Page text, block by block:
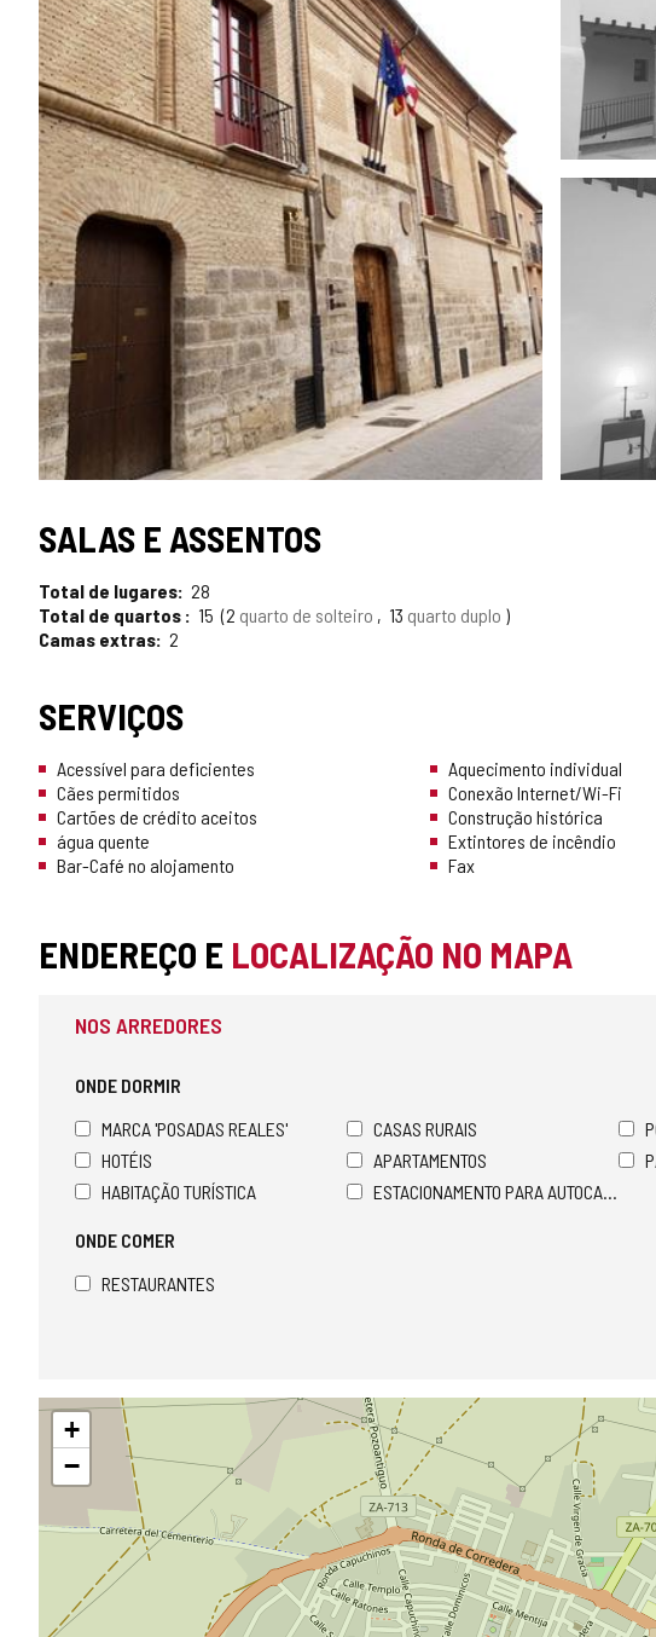
TIPO
SALAS E ASSENTOS
Total de lugares 28
Total de quartos
15 2 quarto de solteiro 13 quarto duplo
Camas extras 2
SERVIÇOS
Acessível para deficientes
Cães permitidos
Cartões de crédito aceitos
água quente
Bar-Café no alojamento
Aquecimento individual
Conexão Internet/Wi-Fi
Construção histórica
Extintores de incêndio
Fax
ENDEREÇO E LOCALIZAÇÃO NO MAPA
NOS ARREDORES
ONDE DORMIR
MARCA 'POSADAS REALES'
CASAS RURAIS
HOTÉIS
APARTAMENTOS
HABITAÇÃO TURÍSTICA
ESTACIONAMENTO PARA
ONDE COMER
RESTAURANTES
Pular
mapa
+
−